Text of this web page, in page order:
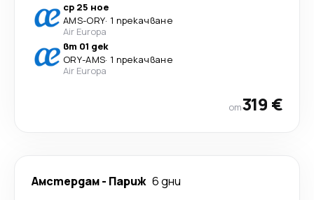
ср 25 ное
AMS-ORY· 1 прекачване
Air Europa
вт 01 дек
ORY-AMS· 1 прекачване
Air Europa
от319 €
Амстердам- Париж 6 дни